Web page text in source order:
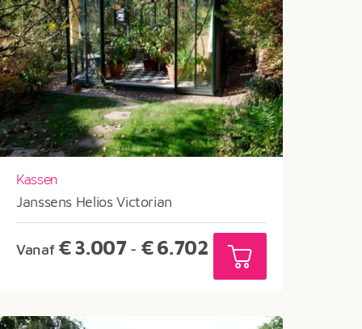
Kassen
Janssens Helios Victorian
Vanaf €3.007 - €6.702 Prijsklasse:
€3.007